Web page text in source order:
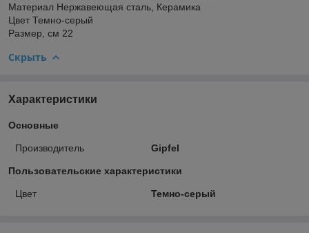
Материал Нержавеющая сталь, Керамика
Цвет Темно-серый
Размер, см 22
Скрыть
Характеристики
Основные
Производитель Gipfel
Пользовательские характеристики
Цвет Темно-серый